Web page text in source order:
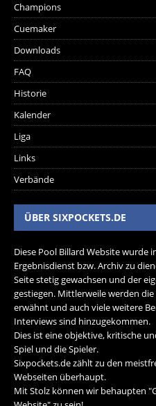
Champions
Cuemaker
Downloads
FAQ
Historie
Kalender
Liga
Links
Verbände
ÜBER SIXPOCKETS.DE
Diese Pool Billard Website wurde
Ergebnisdienst bzw. Archiv zu
Seite stetig gewachsen und der
gestiegen. Mittlerweile werden
erwähnt und auch viele weitere
Interviews sind hinzugekommen.
Dies ist eine objektive, kritische
Spiel und die Spieler.
Sixpockets.de zählt zu den
Webseiten überhaupt.
Mit Stolz können wir behaupten